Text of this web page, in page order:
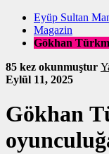
Eyüp Sultan
Magazin
Gökhan
85 kez okunmuştur
Eylül 11, 2025
Gökhan